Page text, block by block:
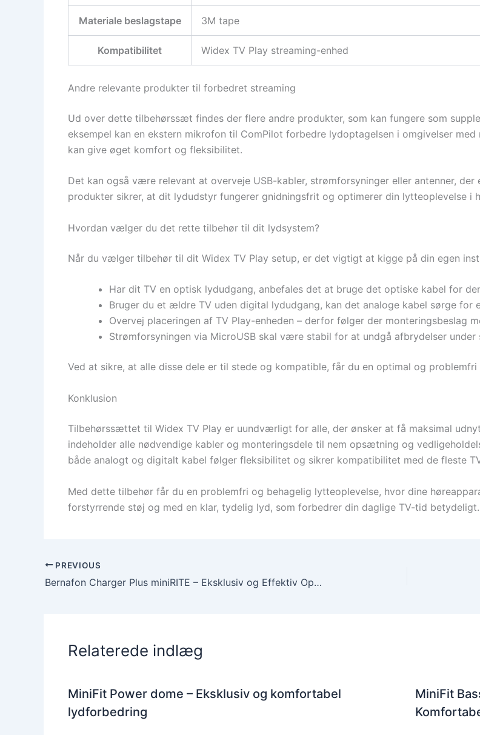
Materiale beslagstape 3M tape
Kompatibilitet Widex TV Play streaming-enhed
Andre relevante produkter til forbedret streaming
Ud over dette tilbehørssæt findes der flere andre produkter, som kan fungere som
eksempel kan en ekstern mikrofon til ComPilot forbedre lydoptagelsen i omgivelser
kan give øget komfort og fleksibilitet.
Det kan også være relevant at overveje USB-kabler, strømforsyninger eller antenner,
produkter sikrer, at dit lydudstyr fungerer gnidningsfrit og optimerer din lytteoplevelse i
Hvordan vælger du det rette tilbehør til dit lydsystem?
Når du vælger tilbehør til dit Widex TV Play setup, er det vigtigt at kigge på din egen
Har dit TV en optisk lydudgang, anbefales det at bruge det optiske kabel for
Bruger du et ældre TV uden digital lydudgang, kan det analoge kabel sørge for
Overvej placeringen af TV Play-enheden – derfor følger der monteringsbeslag
Strømforsyningen via MicroUSB skal være stabil for at undgå afbrydelser under
Ved at sikre, at alle disse dele er til stede og kompatible, får du en optimal og problemfri
Konklusion
Tilbehørssættet til Widex TV Play er uundværligt for alle, der ønsker at få maksimal
indeholder alle nødvendige kabler og monteringsdele til nem opsætning og
både analogt og digitalt kabel følger fleksibilitet og sikrer kompatibilitet med de fleste
Med dette tilbehør får du en problemfri og behagelig lytteoplevelse, hvor dine
forstyrrende støj og med en klar, tydelig lyd, som forbedrer din daglige TV-tid betydeligt.
PREVIOUS
Bernafon Charger Plus miniRITE – Eksklusiv og Effektiv Oplader
Relaterede indlæg
MiniFit Power dome – Eksklusiv og komfortabel
lydforbedring
MiniFit